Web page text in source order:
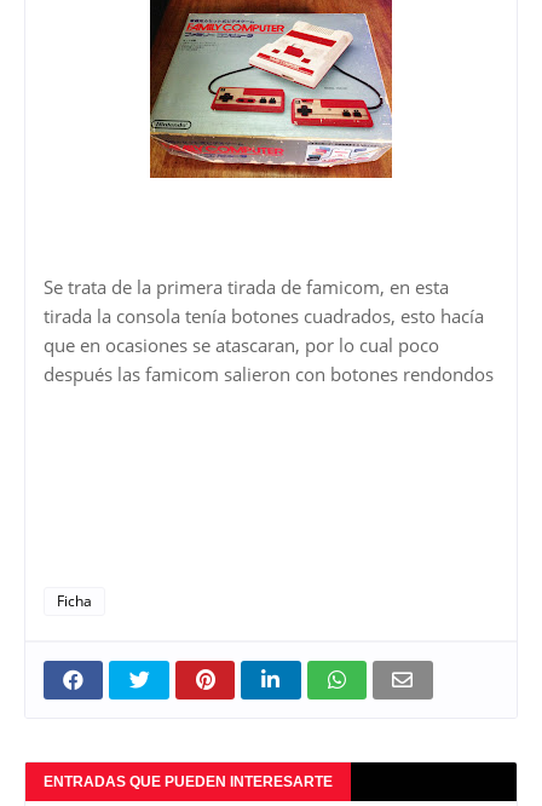
Se trata de la primera tirada de famicom, en esta
tirada la consola tenía botones cuadrados, esto hacía
que en ocasiones se atascaran, por lo cual poco
después las famicom salieron con botones rendondos
Ficha
ENTRADAS QUE PUEDEN INTERESARTE